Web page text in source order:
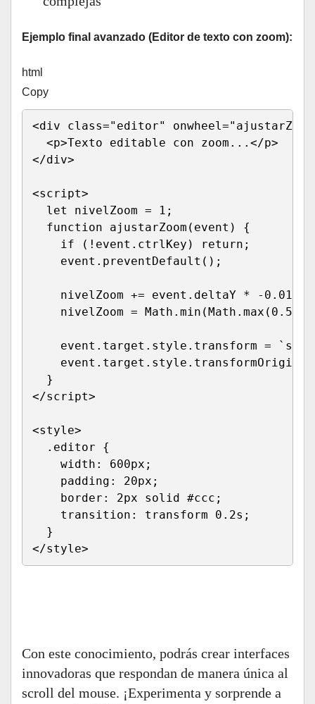
Ejemplo final avanzado (Editor de texto con zoom):
html
Copy
<div class=" editor" onwheel=" ajustarZoom
<p>Texto editable con zoom... </p>
</div>
<script>
let
nivelZoom = 1 ;
function
ajustarZoom ( event )
{
if
( ! event . ctrlKey ) return ;
    event
. preventDefault ( ) ;
    nivelZoom
+= event . deltaY * - 0.01
    nivelZoom
= Math . min (Math . max ( 0.5
    event
. target . style . transform = `
    event
. target . style . transformOrigin
}
</script>
<style>
.editor
{
width : 600px ;
padding : 20px ;
border : 2px solid #ccc ;
transition : transform 0.2s ;
}
</style>
Con este conocimiento, podrás crear interfaces
innovadoras que respondan de manera única al
scroll del mouse. ¡Experimenta y sorprende a